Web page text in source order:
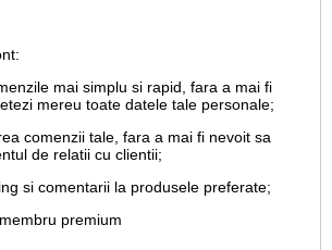
mai simplu si rapid, fara a mai fi
mereu toate datele tale personale;
comenzii tale, fara a mai fi nevoit sa
de relatii cu clientii;
si comentarii la produsele preferate;
premium